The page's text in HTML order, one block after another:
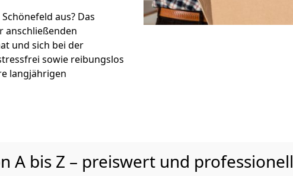
Schönefeld aus? Das
anschließenden
und sich bei der
sowie reibungslos
langjährigen
A bis Z – preiswert und professionell